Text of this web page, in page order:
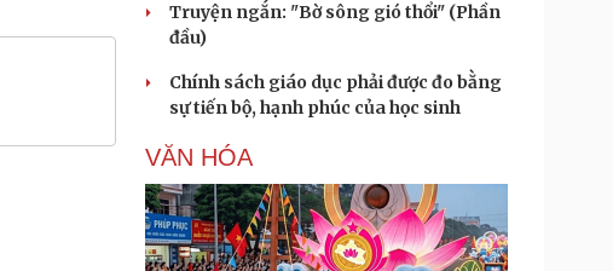
Truyện ngắn: "Bờ sông gió thổi" (Phần
đầu)
Chính sách giáo dục phải được đo bằng
sự tiến bộ, hạnh phúc của học sinh
VĂN HÓA